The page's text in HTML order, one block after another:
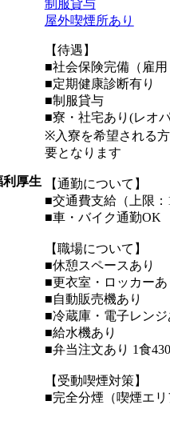
利厚生
制服貸与
屋外喫煙所あり
【待遇】
■社会保険完備（雇用
■定期健康診断有り
■制服貸与
■寮・社宅あり(レオ
※入寮を希望される
要となります
【通勤について】
■交通費支給（上限：
■車・バイク通勤OK
【職場について】
■休憩スペースあり
■更衣室・ロッカーあ
■自動販売機あり
■冷蔵庫・電子レンジ
■給水機あり
■弁当注文あり 1食
【受動喫煙対策】
■完全分煙（喫煙エリ